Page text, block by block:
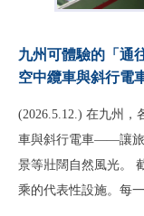
九州可體驗的「通
空中纜車與斜行電
(2026.5.12.) 在九州
車與斜行電車——讓旅
景等壯闊自然風光。
乘的代表性設施。每